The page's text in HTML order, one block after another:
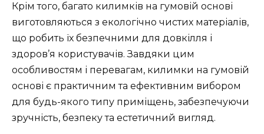
Крім того, багато килимків на гумовій основі
виготовляються з екологічно чистих матеріалів,
що робить їх безпечними для довкілля і
здоров’я користувачів. Завдяки цим
особливостям і перевагам, килимки на гумовій
основі є практичним та ефективним вибором
для будь-якого типу приміщень, забезпечуючи
зручність, безпеку та естетичний вигляд.